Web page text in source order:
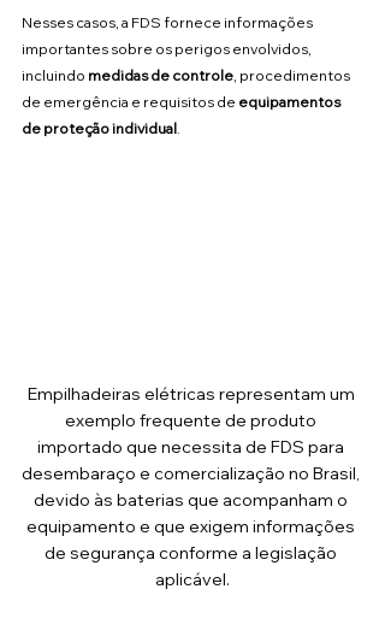
Nesses casos, a FDS fornece informações
importantes sobre os perigos envolvidos,
incluindo medidas de controle, procedimentos
de emergência e requisitos de equipamentos
de proteção individual.
Empilhadeiras elétricas representam um
exemplo frequente de produto
importado que necessita de FDS para
desembaraço e comercialização no Brasil,
devido às baterias que acompanham o
equipamento e que exigem informações
de segurança conforme a legislação
aplicável.